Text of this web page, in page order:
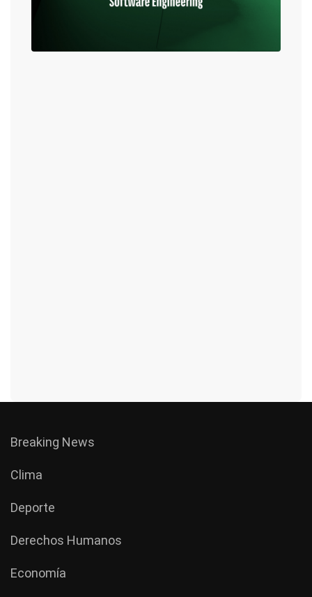
Breaking News
Clima
Deporte
Derechos Humanos
Economía